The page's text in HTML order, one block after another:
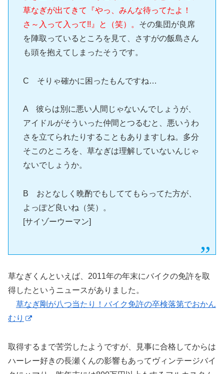
草なぎが出てきて『やっ、みんな待ってたよ！
さ～入って入って!!』と（笑）。 その集団が良席
を陣取っているところを見て、さすがの飯島さん
も頭を抱えてしまったそうです。
C そりゃ確かに困ったもんですね…
A 彼らは別に悪い人間じゃないんでしょうが、
アイドルがそういった仲間とつるむと、悪いうわ
さを立てられたりすることもありますしね。多分
そこのところを、草なぎは理解していないんじゃ
ないでしょうか。
B おとなしく晩酌でもしててもらってた方が、
よっぽど良いね（笑）。
[サイゾーウーマン]
草なぎくんといえば、2011年の年末にバイクの免許を取
得したというニュースがありました。
草なぎ剛が八つ当たり！バイク免許の卒検落第でおかん
むり
取得するまで苦労したようですが、見事に合格してからは
ハーレー好きの長瀬くんの影響もあってヴィンテージバイ